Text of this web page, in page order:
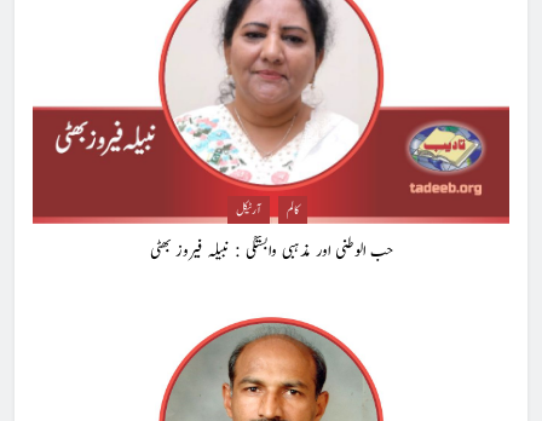
آرٹیکل کالم
حب الوطنی اور مذہبی وابستگی : نبیلہ فیروز بھٹی